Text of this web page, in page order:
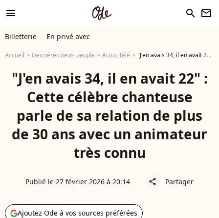
menu search newsletter
Billetterie En privé avec
Accueil Dernières news people Actus Télé "J'en avais 34, il en avait 22" : Cette célèbre chanteuse parle de sa relation de plus de 30 ans avec un animateur très connu
"J'en avais 34, il en avait 22" :
Cette célèbre chanteuse
parle de sa relation de plus
de 30 ans avec un animateur
très connu
Publié le 27 février 2026 à 20:14 share Partager
Ajoutez Ode à vos sources préférées